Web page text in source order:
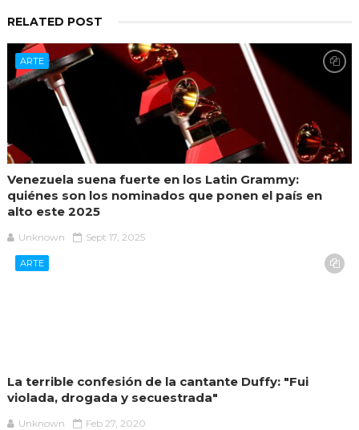
RELATED POST
ARTE
Venezuela suena fuerte en los Latin Grammy:
quiénes son los nominados que ponen el país en
alto este 2025
Unknown Sept 17, 2025
ARTE
La terrible confesión de la cantante Duffy: "Fui
violada, drogada y secuestrada"
Unknown Feb 27, 2020